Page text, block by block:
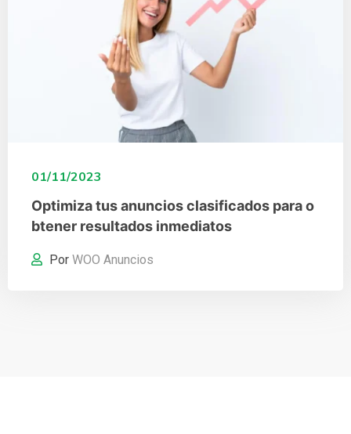
01/11/2023
Optimiza tus anuncios clasificados para o
btener resultados inmediatos
Por WOO Anuncios